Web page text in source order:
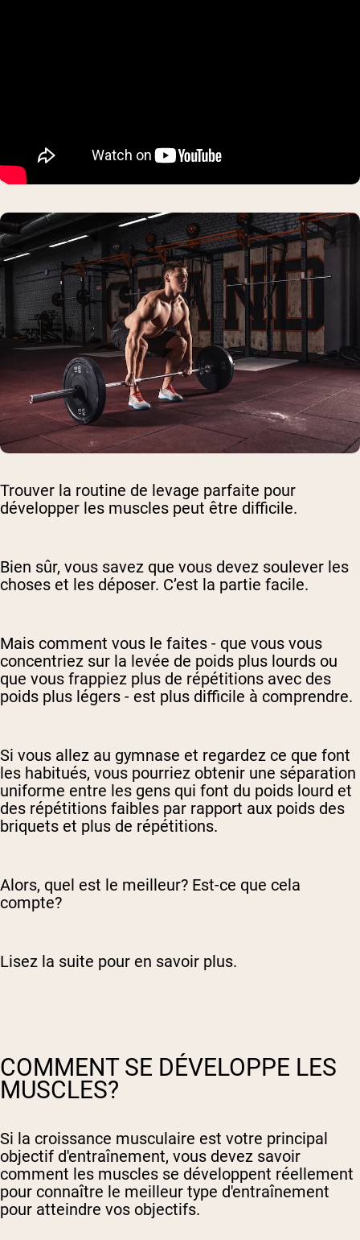
Trouver la routine de levage parfaite pour
développer les muscles peut être difficile.
Bien sûr, vous savez que vous devez soulever les
choses et les déposer. C’est la partie facile.
Mais comment vous le faites - que vous vous
concentriez sur la levée de poids plus lourds ou
que vous frappiez plus de répétitions avec des
poids plus légers - est plus difficile à comprendre.
Si vous allez au gymnase et regardez ce que font
les habitués, vous pourriez obtenir une séparation
uniforme entre les gens qui font du poids lourd et
des répétitions faibles par rapport aux poids des
briquets et plus de répétitions.
Alors, quel est le meilleur? Est-ce que cela
compte?
Lisez la suite pour en savoir plus.
COMMENT SE DÉVELOPPE LES
MUSCLES?
Si la croissance musculaire est votre principal
objectif d'entraînement, vous devez savoir
comment les muscles se développent réellement
pour connaître le meilleur type d'entraînement
pour atteindre vos objectifs.